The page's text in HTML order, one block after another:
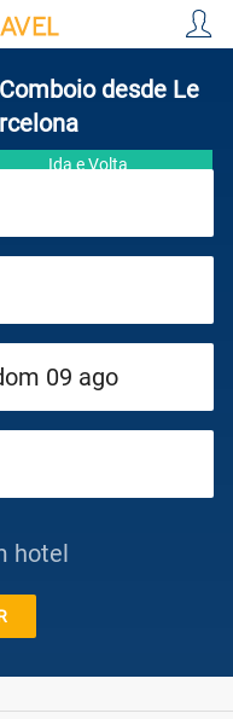
desde Le
Ida e Volta
hotel